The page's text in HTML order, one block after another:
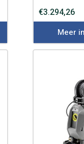
€3.294,26
Meer